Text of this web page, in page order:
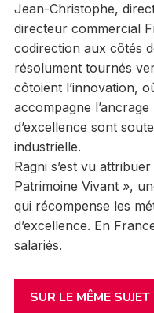
Jean-Christophe,
directeur commercial
codirection aux côtés
résolument tournés
côtoient l’innovation,
accompagne
d’excellence sont
industrielle.
Ragni s’est vu
Patrimoine Vivant »,
qui récompense les
d’excellence. En
salariés.
SUR LE MÊME SUJET